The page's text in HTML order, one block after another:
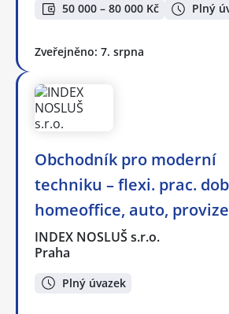
50 000 – 80 000 Kč Plný
Zveřejněno: 7. srpna
Obchodník pro moderní
techniku – flexi. prac.
homeoffice, auto, provize
INDEX NOSLUŠ s.r.o.
Praha
Plný úvazek